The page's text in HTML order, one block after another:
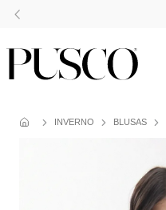
INVERNO BLUSAS